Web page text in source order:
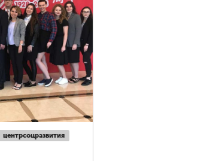
центрсоцразвития